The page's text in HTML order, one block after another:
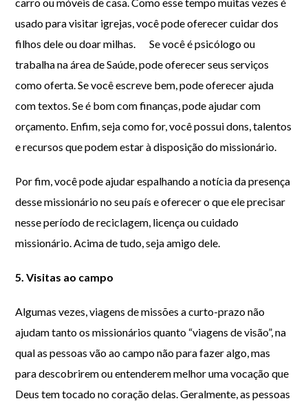
usado para visitar igrejas, você pode oferecer cuidar dos
filhos dele ou doar milhas. Se você é psicólogo ou
trabalha na área de Saúde, pode oferecer seus serviços
como oferta. Se você escreve bem, pode oferecer ajuda
com textos. Se é bom com finanças, pode ajudar com
orçamento. Enfim, seja como for, você possui dons, talentos
e recursos que podem estar à disposição do missionário.
Por fim, você pode ajudar espalhando a notícia da presença
desse missionário no seu país e oferecer o que ele precisar
nesse período de reciclagem, licença ou cuidado
missionário. Acima de tudo, seja amigo dele.
5. Visitas ao campo
Algumas vezes, viagens de missões a curto-prazo não
ajudam tanto os missionários quanto “viagens de visão”, na
qual as pessoas vão ao campo não para fazer algo, mas
para descobrirem ou entenderem melhor uma vocação que
Deus tem tocado no coração delas. Geralmente, as pessoas